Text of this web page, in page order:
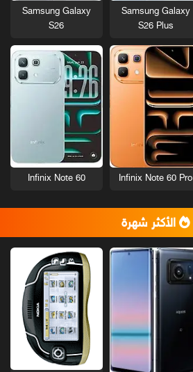
Samsung Galaxy
S26 Plus
Samsung Galaxy
S26
Infinix Note 60 Pro
Infinix Note 60
الأكثر شهرة